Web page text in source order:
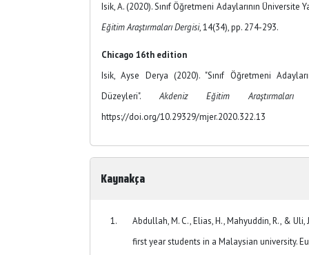
Isik, A. (2020). Sınıf Öğretmeni Adaylarının Üniversite
Eğitim Araştırmaları Dergisi, 14(34), pp. 274-293.
Chicago 16th edition
Isik, Ayse Derya (2020). "Sınıf Öğretmeni
Düzeyleri".Akdeniz Eğitim Araştırmaları
https://doi.org/10.29329/mjer.2020.322.13
Kaynakça
Abdullah, M. C., Elias, H., Mahyuddin, R., &
first year students in a Malaysian university.